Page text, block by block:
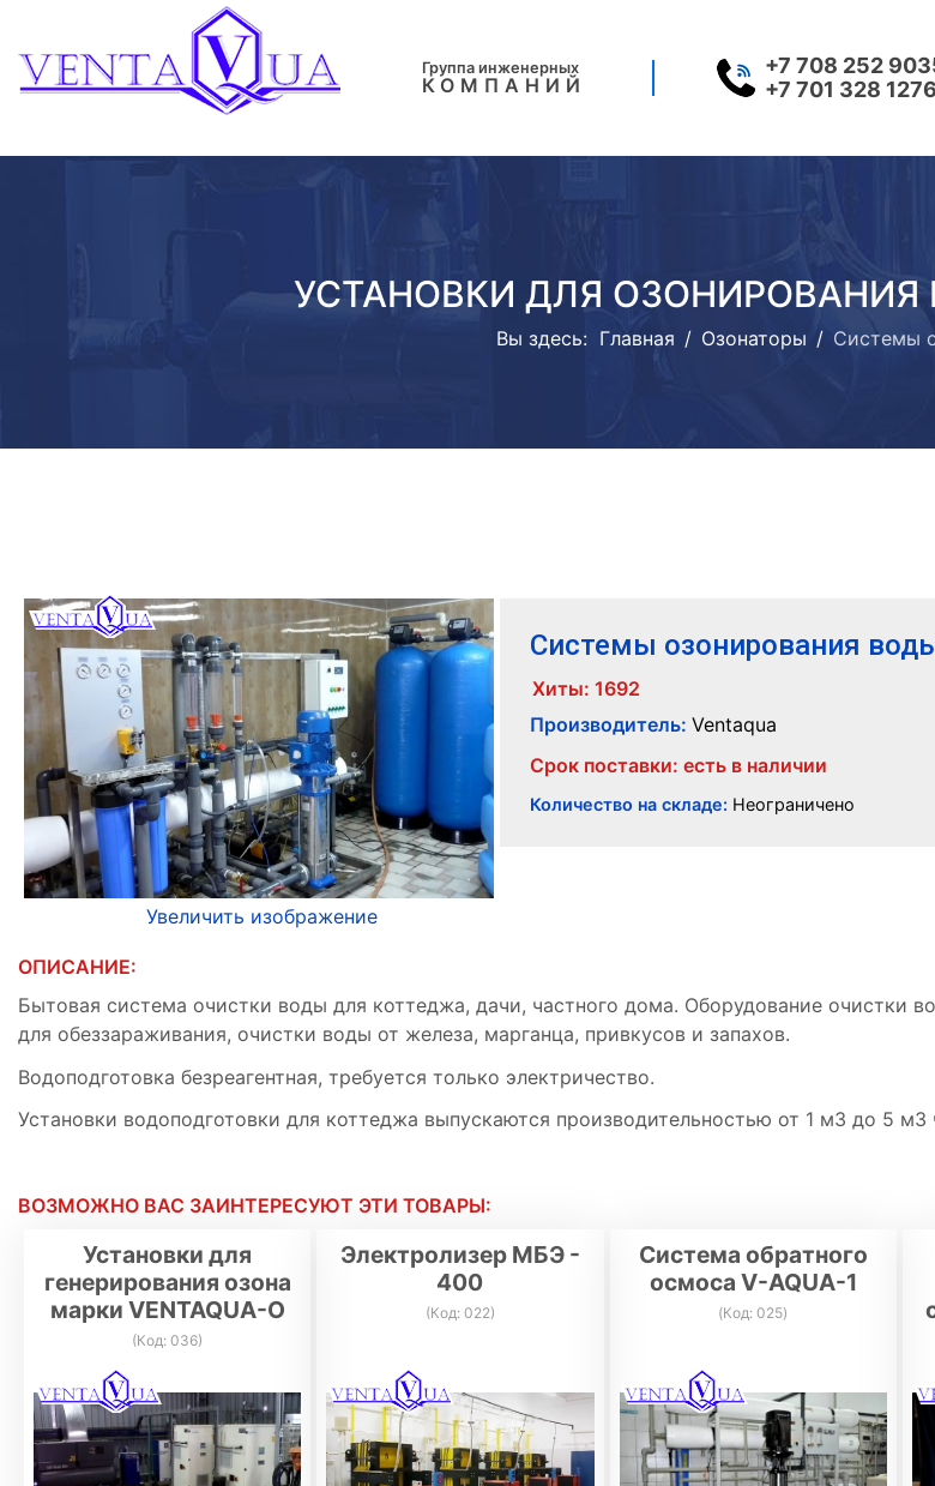
Группа инженерных
КОМПАНИЙ
+7 708 252
+7 701 328 1276
УСТАНОВКИ ДЛЯ ОЗОНИРОВАНИЯ
Вы здесь: Главная Озонаторы Системы
Увеличить изображение
Системы озонирования
Хиты: 1692
Производитель:Ventaqua
Срок поставки: есть в наличии
Количество на складе: Неограничено
ОПИСАНИЕ:
Бытовая система очистки воды для коттеджа, дачи, частного дома. Оборудование очистки
для обеззараживания, очистки воды от железа, марганца, привкусов и запахов.
Водоподготовка безреагентная, требуется только электричество.
Установки водоподготовки для коттеджа выпускаются производительностью от 1 м3 до 5 м3
ВОЗМОЖНО ВАС ЗАИНТЕРЕСУЮТ ЭТИ ТОВАРЫ:
Установки для
генерирования озона
марки VENTAQUA-О
(Код:036)
Электролизер МБЭ -
400
(Код: 022)
Система обратного
осмоса V-AQUA-1
(Код:025)